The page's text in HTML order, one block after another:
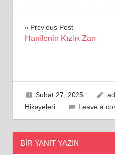
Yazı
Previous Post
Hanifenin Kızlık Zarı
Şubat 27, 2025
Hikayeleri
Leave a
BIR YANIT YAZIN